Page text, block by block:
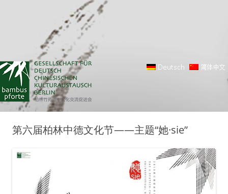
第六届柏林中德文化节——主题“她·sie”